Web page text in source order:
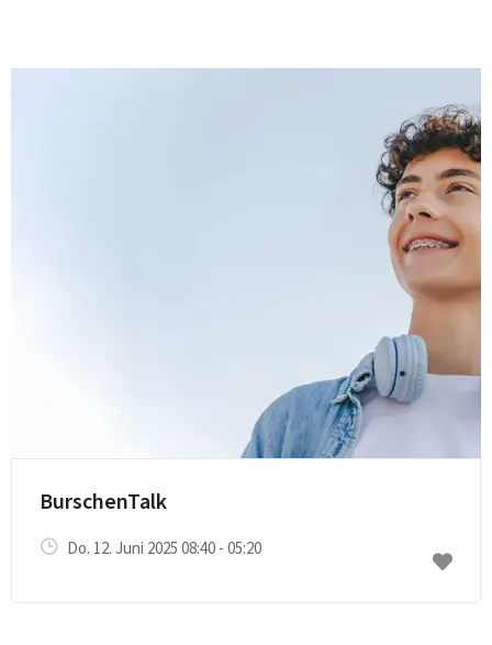
BurschenTalk
Do. 12. Juni 2025 08:40 - 05:20